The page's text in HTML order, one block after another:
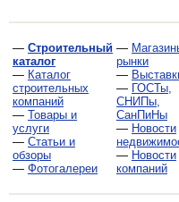
— Строительный
каталог
— Каталог
строительных
компаний
— Товары и
услуги
— Статьи и
обзоры
— Фотогалереи
—
рынки
—
— ГОСТы,
СНИПы,
СанПиНы
— Новости
— Новости
компаний